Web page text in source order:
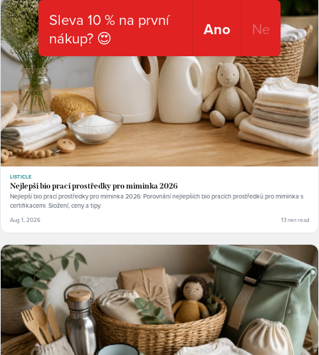
LISTICLE
Nejlepší bio prací prostředky pro miminka 2026
Nejlepší bio prací prostředky pro miminka 2026: Porovnání nejlepších bio pracích prostředků pro miminka s
certifikacemi. Složení, ceny a tipy.
Aug 1, 2026 13 min read
Sleva 10 % na první
nákup? 😍
Ano Ne